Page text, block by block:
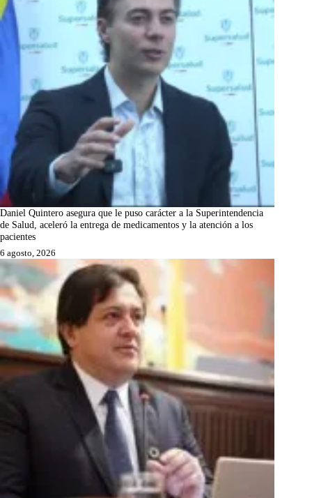
Daniel Quintero asegura que le puso carácter a la Superintendencia
de Salud, aceleró la entrega de medicamentos y la atención a los
pacientes
6 agosto, 2026